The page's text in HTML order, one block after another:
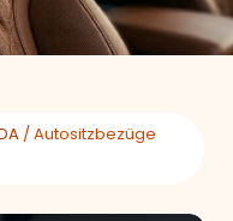
/ Autositzbezüge